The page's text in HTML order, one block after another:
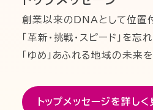
創業以来のDNAとして位置
「革新・挑戦・スピード」を忘れ
「ゆめ」あふれる地域の未来
トップメッセージを詳しく